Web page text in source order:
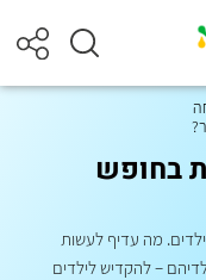
בחופש
מה עדיף לעשות
– להקדיש לילדים